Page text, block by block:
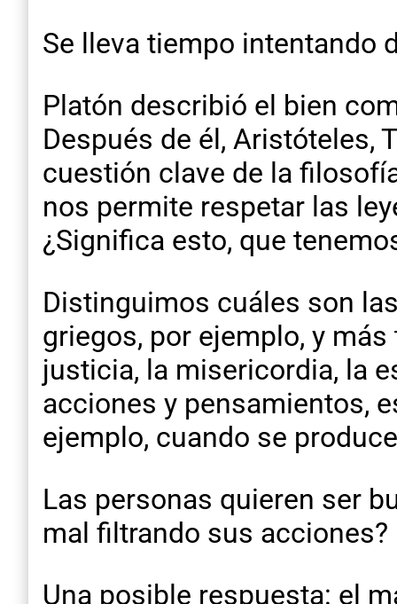
Se lleva tiempo intentando
Platón describió el bien
Después de él, Aristóteles,
cuestión clave de la
nos permite respetar las
¿Significa esto, que
Distinguimos cuáles son
griegos, por ejemplo, y
justicia, la misericordia, la
acciones y pensamientos,
ejemplo, cuando se
Las personas quieren ser
mal filtrando sus acciones?
Una posible respuesta: el